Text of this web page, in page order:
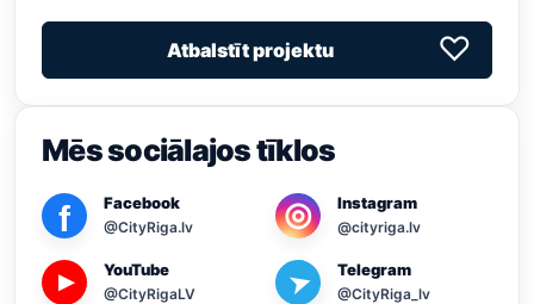
Atbalstīt projektu ♡
Mēs sociālajos tīklos
f Facebook
@CityRiga.lv ◎ Instagram
@cityriga.lv
▶
YouTube
@CityRigaLV ➤ Telegram
@CityRiga_lv